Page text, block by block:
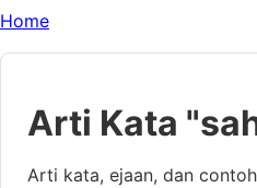
Home
Arti Kata
Arti kata, ejaan, dan